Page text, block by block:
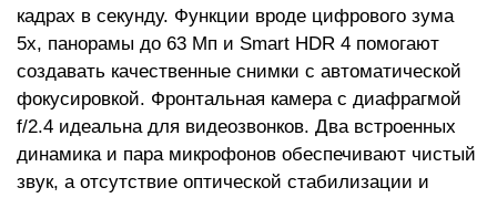
кадрах в секунду. Функции вроде цифрового зума
5x, панорамы до 63 Мп и Smart HDR 4 помогают
создавать качественные снимки с автоматической
фокусировкой. Фронтальная камера с диафрагмой
f/2.4 идеальна для видеозвонков. Два встроенных
динамика и пара микрофонов обеспечивают чистый
звук, а отсутствие оптической стабилизации и